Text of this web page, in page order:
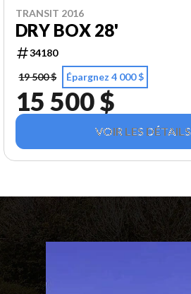
TRANSIT 2016
DRY BOX 28'
34180
19 500 $
Épargnez 4 000 $
15 500 $
VOIR LES DÉTAILS